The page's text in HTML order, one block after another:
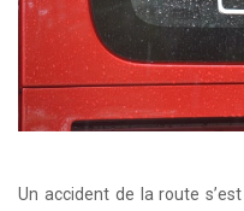
Un accident de la route